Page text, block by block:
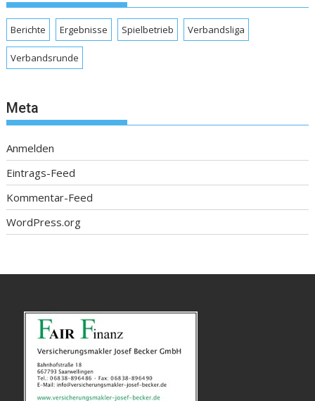
Berichte Ergebnisse Spielbetrieb Verbandsliga
Verbandsrunde
Meta
Anmelden
Eintrags-Feed
Kommentar-Feed
WordPress.org